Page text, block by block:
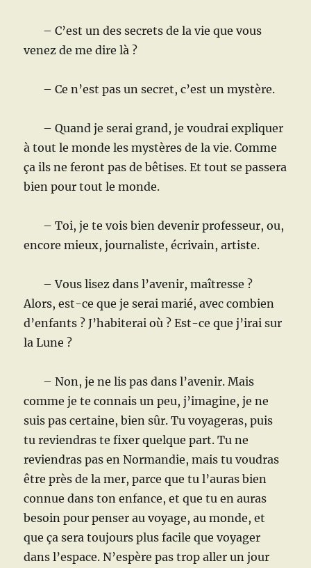
– C’est un des secrets de la vie que vous
venez de me dire là ?
– Ce n’est pas un secret, c’est un mystère.
– Quand je serai grand, je voudrai expliquer
à tout le monde les mystères de la vie. Comme
ça ils ne feront pas de bêtises. Et tout se passera
bien pour tout le monde.
– Toi, je te vois bien devenir professeur, ou,
encore mieux, journaliste, écrivain, artiste.
– Vous lisez dans l’avenir, maîtresse ?
Alors, est-ce que je serai marié, avec combien
d’enfants ? J’habiterai où ? Est-ce que j’irai sur
la Lune ?
– Non, je ne lis pas dans l’avenir. Mais
comme je te connais un peu, j’imagine, je ne
suis pas certaine, bien sûr. Tu voyageras, puis
tu reviendras te fixer quelque part. Tu ne
reviendras pas en Normandie, mais tu voudras
être près de la mer, parce que tu l’auras bien
connue dans ton enfance, et que tu en auras
besoin pour penser au voyage, au monde, et
que ça sera toujours plus facile que voyager
dans l’espace. N’espère pas trop aller un jour